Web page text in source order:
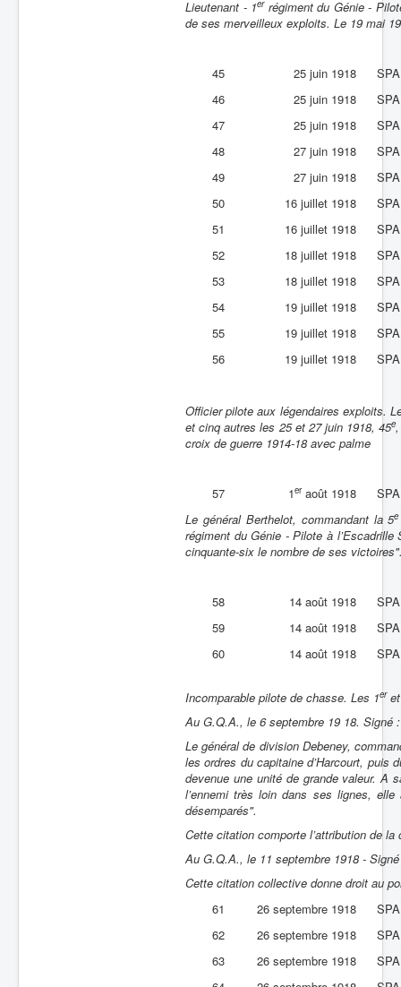
Lieutenant - 1errégiment du Génie -
de ses merveilleux exploits. Le 19 mai
45 25 juin 1918
46
25 juin 1918
47
25 juin 1918
48
27 juin 1918
49
27 juin 1918
50
16 juillet 1918
51
16 juillet 1918
52
18 juillet 1918
53
18 juillet 1918
54
19 juillet 1918
55
19 juillet 1918
56
19 juillet 1918
Officier pilote aux légendaires exploits.
et cinq autres les 25 et 27 juin 1918, 45e
croix de guerre 1914-18 avec palme
57 1er août 1918
Le général Berthelot, commandant la 5e
régiment du Génie - Pilote à
cinquante-six le nombre de ses
58 14 août 1918
59
14 août 1918
60
14 août 1918
Incomparable pilote de chasse. Les 1eret
Au G.Q.A., le 6 septembre 19 18. Signé
Le général de division Debeney,
les ordres du capitaine d’Harcourt, puis
devenue une unité de grande valeur. A
l’ennemi très loin dans ses lignes,
désemparés".
Cette citation comporte l’attribution de
Au G.Q.A., le 11 septembre 1918 -
Cette citation collective donne droit au
61
26 septembre 1918
62
26 septembre 1918
63
26 septembre 1918